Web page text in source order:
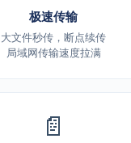
极速传输
大文件秒传，断点续传
局域网传输速度拉满
📄